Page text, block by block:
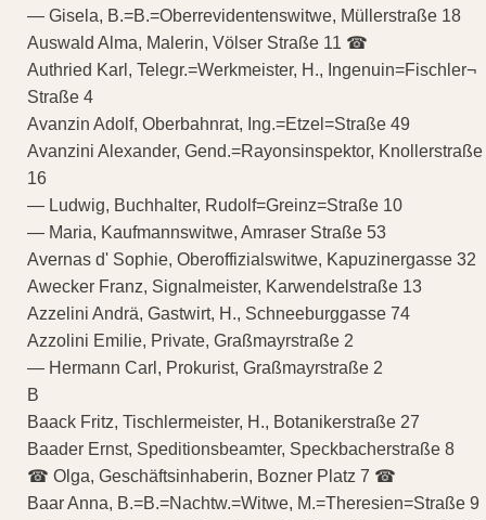
— Gisela, B.=B.=Oberrevidentenswitwe, Müllerstraße 18
Auswald Alma, Malerin, Völser Straße 11 ☎
Authried Karl, Telegr.=Werkmeister, H., Ingenuin=Fischler¬
Straße 4
Avanzin Adolf, Oberbahnrat, Ing.=Etzel=Straße 49
Avanzini Alexander, Gend.=Rayonsinspektor, Knollerstraße
16
— Ludwig, Buchhalter, Rudolf=Greinz=Straße 10
— Maria, Kaufmannswitwe, Amraser Straße 53
Avernas d' Sophie, Oberoffizialswitwe, Kapuzinergasse 32
Awecker Franz, Signalmeister, Karwendelstraße 13
Azzelini Andrä, Gastwirt, H., Schneeburggasse 74
Azzolini Emilie, Private, Graßmayrstraße 2
— Hermann Carl, Prokurist, Graßmayrstraße 2
B
Baack Fritz, Tischlermeister, H., Botanikerstraße 27
Baader Ernst, Speditionsbeamter, Speckbacherstraße 8
☎ Olga, Geschäftsinhaberin, Bozner Platz 7 ☎
Baar Anna, B.=B.=Nachtw.=Witwe, M.=Theresien=Straße 9